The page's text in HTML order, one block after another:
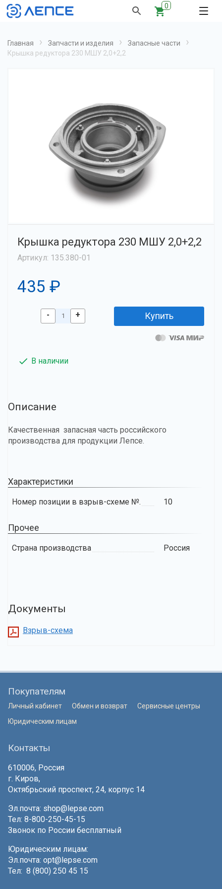
0
Главная › Запчасти и изделия › Запасные части ›
Крышка редуктора 230 МШУ 2,0+2,2
Крышка редуктора 230 МШУ 2,0+2,2
Артикул: 135.380-01
435 ₽
- + Купить
В наличии
Описание
Качественная запасная часть российского
производства для продукции Лепсе.
Характеристики
Номер позиции в взрыв-схеме №. 10
Прочее
Страна производства Россия
Документы
Взрыв-схема
Покупателям
Личный кабинет Обмен и возврат
Сервисные центры
Юридическим лицам
Контакты
610006, Россия
г. Киров,
Октябрьский проспект, 24, корпус 14
Эл.почта: shop@lepse.com
Тел: 8-800-250-45-15
Звонок по России бесплатный
Юридическим лицам:
Эл.почта: opt@lepse.com
Тел: 8 (800) 250 45 15